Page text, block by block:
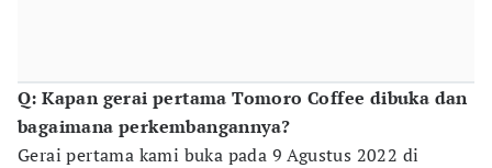
Q: Kapan gerai pertama Tomoro Coffee dibuka dan
bagaimana perkembangannya?
Gerai pertama kami buka pada 9 Agustus 2022 di